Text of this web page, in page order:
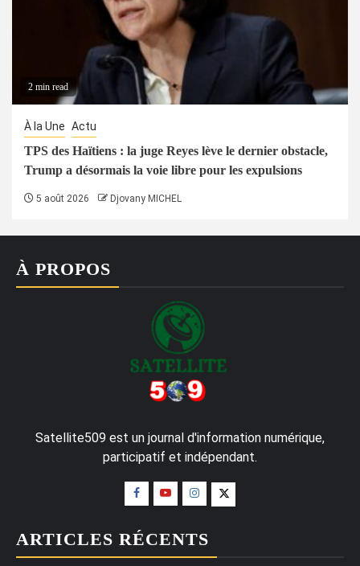
2 min read
À la Une Actu
TPS des Haïtiens : la juge Reyes lève le dernier obstacle,
Trump a désormais la voie libre pour les expulsions
5 août 2026 Djovany MICHEL
À PROPOS
Satellite509 est un journal d'information numérique,
participatif et indépendant.
ARTICLES RÉCENTS